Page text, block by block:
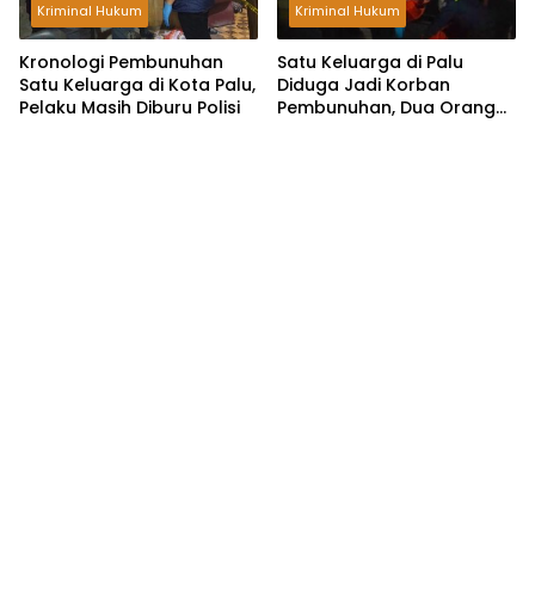
Kriminal Hukum
Kronologi Pembunuhan
Satu Keluarga di Kota Palu,
Pelaku Masih Diburu Polisi
Kriminal Hukum
Satu Keluarga di Palu
Diduga Jadi Korban
Pembunuhan, Dua Orang